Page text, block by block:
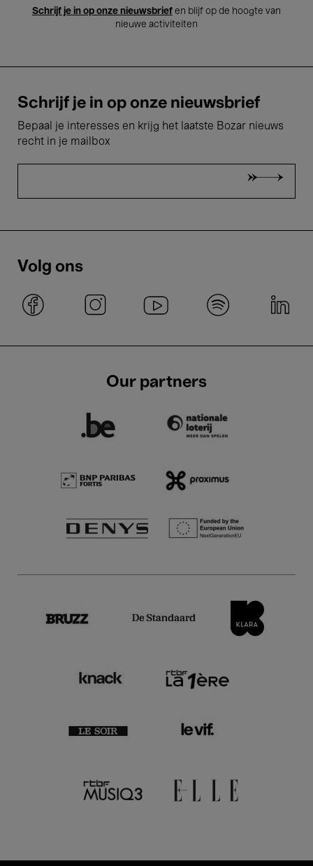
Schrijf je in op onze nieuwsbrief en blijf op de hoogte van
nieuwe activiteiten
Schrijf je in op onze nieuwsbrief
Bepaal je interesses en krijg het laatste Bozar nieuws
recht in je mailbox
Volg ons
Our partners